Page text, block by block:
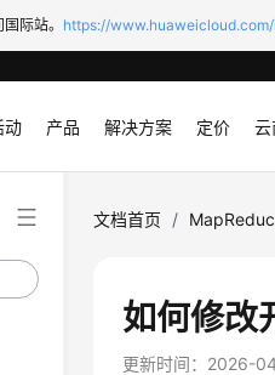
际站。 https://
动 产品 解决方案 定价 云
文档首页 /
如何修改
更新时间： 2026-